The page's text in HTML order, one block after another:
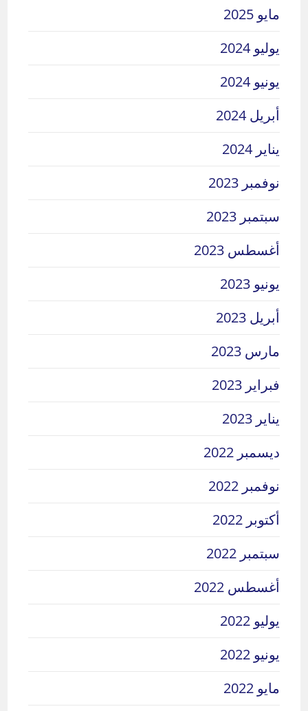
مايو 2025
يوليو 2024
يونيو 2024
أبريل 2024
يناير 2024
نوفمبر 2023
سبتمبر 2023
أغسطس 2023
يونيو 2023
أبريل 2023
مارس 2023
فبراير 2023
يناير 2023
ديسمبر 2022
نوفمبر 2022
أكتوبر 2022
سبتمبر 2022
أغسطس 2022
يوليو 2022
يونيو 2022
مايو 2022